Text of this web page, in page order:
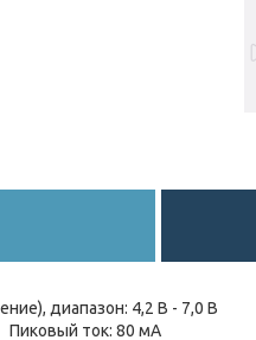
диапазон: 4,2 В - 7,0 В
Пиковый ток: 80 мА